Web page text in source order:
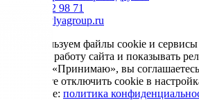
+7 985 002 98 71
info@krovlyagroup.ru
Мы используем файлы cookie и
улучшить работу сайта и показывать
Нажимая «Принимаю», вы
Вы можете отключить cookie в
Подробнее: политика